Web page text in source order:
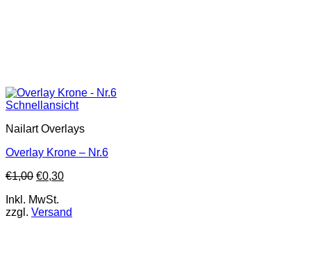
Schnellansicht
Nailart Overlays
Overlay Krone – Nr.6
€1,00 €0,30
Inkl. MwSt.
zzgl. Versand